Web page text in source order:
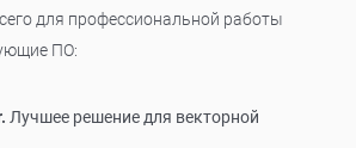
для профессиональной работы
ПО:
Лучшее решение для векторной